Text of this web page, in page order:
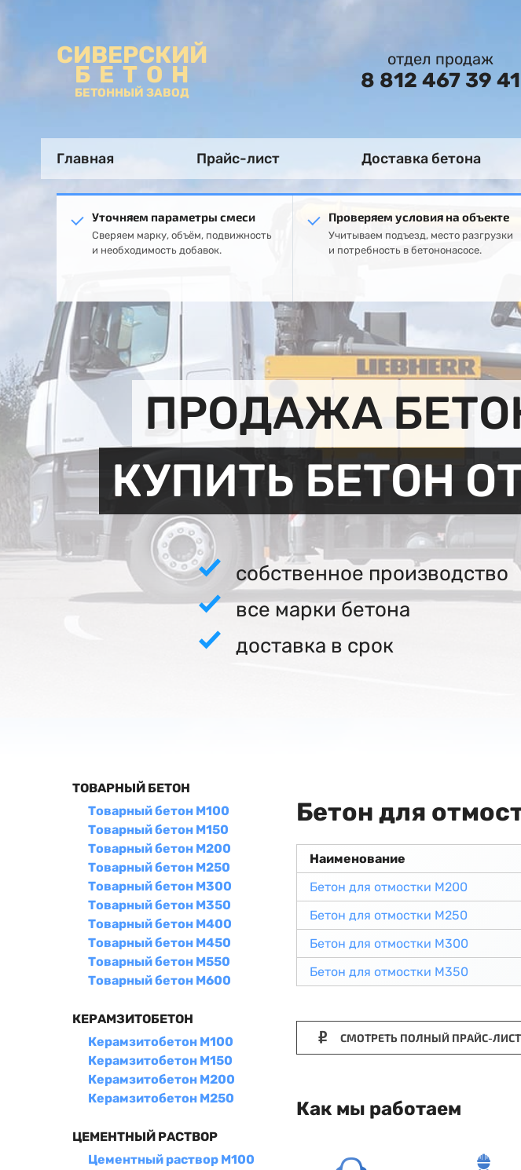
СИВЕРСКИЙ
БЕТОН
БЕТОННЫЙ ЗАВОД
отдел продаж
8 812 467 39 41
Главная Прайс-лист Доставка бетона
Уточняем параметры смеси
Сверяем марку, объём, подвижность
и необходимость добавок.
Проверяем условия на объекте
Учитываем подъезд, место разгрузки
и потребность в бетононасосе.
ПРОДАЖА
КУПИТЬ БЕТОН
собственное производство
все марки бетона
доставка в срок
ТОВАРНЫЙ БЕТОН
Товарный бетон М100
Товарный бетон М150
Товарный бетон М200
Товарный бетон М250
Товарный бетон М300
Товарный бетон М350
Товарный бетон М400
Товарный бетон М450
Товарный бетон М550
Товарный бетон М600
КЕРАМЗИТОБЕТОН
Керамзитобетон М100
Керамзитобетон М150
Керамзитобетон М200
Керамзитобетон М250
ЦЕМЕНТНЫЙ РАСТВОР
Цементный раствор М100
Бетон для
Наименование
Бетон для отмостки М200
Бетон для отмостки М250
Бетон для отмостки М300
Бетон для отмостки М350
СМОТРЕТЬ ПОЛНЫЙ ПРАЙС-ЛИСТ
Как мы работаем